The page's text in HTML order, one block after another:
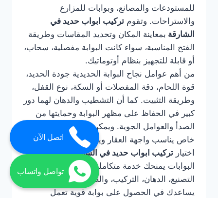
للمستودعات والمصانع، وبوابات للمزارع
والاستراحات. وتقوم تركيب ابواب حديد في
الشارقة بمعاينة المكان وتحديد المقاسات وطريقة
الفتح المناسبة، سواء كانت البوابة مفصلية، سحاب،
أو قابلة للتجهيز بنظام أوتوماتيك.
من أهم عوامل نجاح البوابة الحديدية جودة الحديد،
قوة اللحام، دقة المفصلات أو السكة، نوع القفل،
وطريقة التثبيت. كما أن التشطيب والدهان لهما دور
كبير في الحفاظ على مظهر البوابة وحمايتها من
الصدأ والعوامل الجوية. ويمكن تنفيذ البوابة بتصميم
خاص يناسب واجهة العقار ويعكس ذوق المالك.
اختيار تركيب ابواب حديد في الشارقةلتركيب
البوابات يمنحك خدمة متكاملة تشمل التصميم،
التصنيع، الدهان، التركيب، والصيانة عند الحاجة. كما
يساعدك في الحصول على بوابة قوية تعمل
اتصل الآن
تواصل واتساب